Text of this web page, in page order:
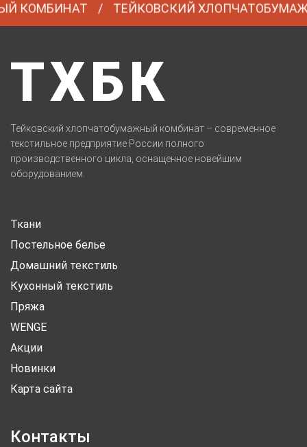
ТЕЙКОВСКИЙ ХЛОПЧАТОБУМАЖНЫЙ
ТХБК
Тейковский хлопчатобумажный комбинат – современное
текстильное предприятие России полного
производственного цикла, оснащенное новейшим
оборудованием.
Ткани
Постельное белье
Домашний текстиль
Кухонный текстиль
Пряжа
WENGE
Акции
Новинки
Карта сайта
Контакты